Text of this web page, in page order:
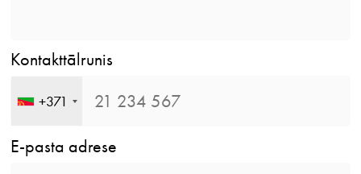
Kontakttālrunis
+371
E-pasta adrese